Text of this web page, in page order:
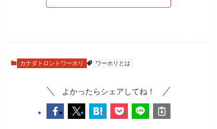
カナダトロントワーホリ ワーホリとは
よかったらシェアしてね！